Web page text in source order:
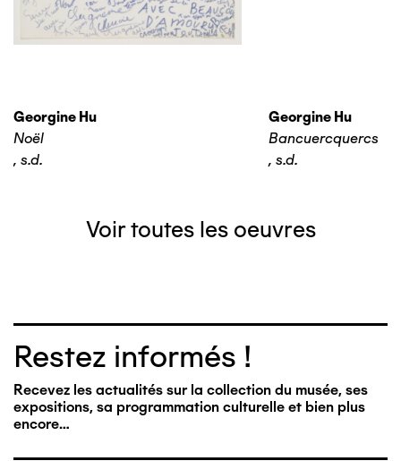
Georgine Hu
Noël
, s.d.
Georgine Hu
Bancuercquercs
, s.d.
Voir toutes les oeuvres
Restez informés !
Recevez les actualités sur la collection du musée, ses
expositions, sa programmation culturelle et bien plus
encore…